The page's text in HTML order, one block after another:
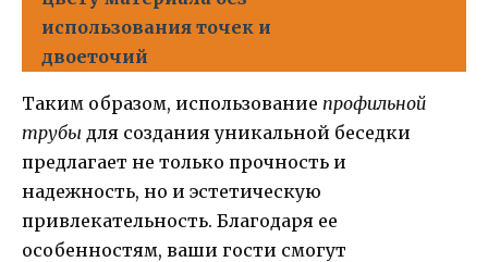
использования точек и
двоеточий
Таким образом, использование профильной
трубы для создания уникальной беседки
предлагает не только прочность и
надежность, но и эстетическую
привлекательность. Благодаря ее
особенностям, ваши гости смогут